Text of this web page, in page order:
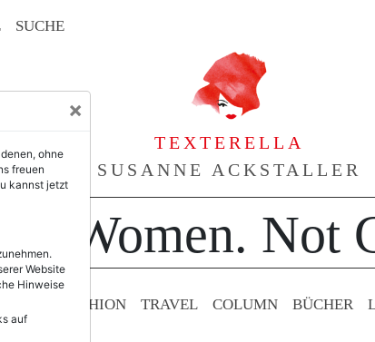
SUCHE
TEXTERELLA
SUSANNE ACKSTALLER
Women. Not
& FASHION TRAVEL COLUMN BÜCHER
×
ohne
freuen
kannst jetzt
Website
Hinweise
auf